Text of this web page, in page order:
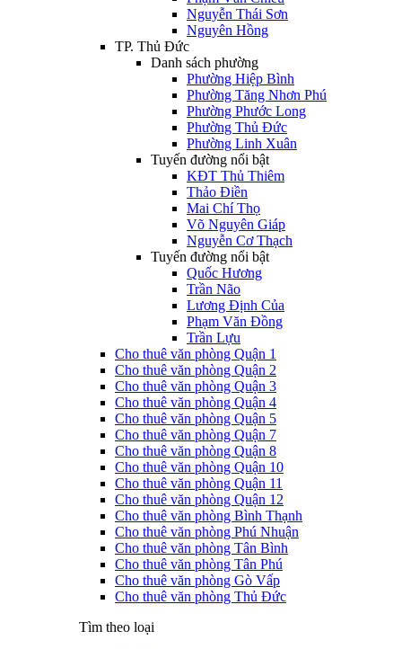
Nguyễn Thái Sơn
Nguyên Hồng
TP. Thủ Đức
Danh sách phường
Phường Hiệp Bình
Phường Tăng Nhơn Phú
Phường Phước Long
Phường Thủ Đức
Phường Linh Xuân
Tuyến đường nổi bật
KĐT Thủ Thiêm
Thảo Điền
Mai Chí Thọ
Võ Nguyên Giáp
Nguyễn Cơ Thạch
Tuyến đường nổi bật
Quốc Hương
Trần Não
Lương Định Của
Phạm Văn Đồng
Trần Lựu
Cho thuê văn phòng Quận 1
Cho thuê văn phòng Quận 2
Cho thuê văn phòng Quận 3
Cho thuê văn phòng Quận 4
Cho thuê văn phòng Quận 5
Cho thuê văn phòng Quận 7
Cho thuê văn phòng Quận 8
Cho thuê văn phòng Quận 10
Cho thuê văn phòng Quận 11
Cho thuê văn phòng Quận 12
Cho thuê văn phòng Bình Thạnh
Cho thuê văn phòng Phú Nhuận
Cho thuê văn phòng Tân Bình
Cho thuê văn phòng Tân Phú
Cho thuê văn phòng Gò Vấp
Cho thuê văn phòng Thủ Đức
Tìm theo loại